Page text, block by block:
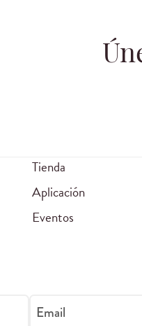
Tienda
Aplicación
Eventos
Email